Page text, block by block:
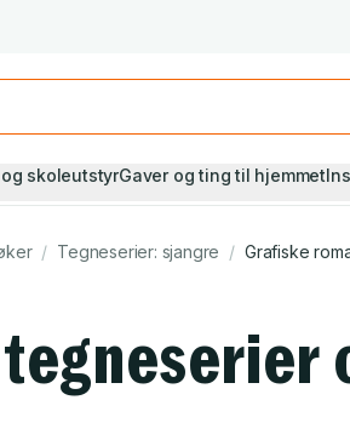
skoleutstyrGaver og ting til hjemmet
/ Tegneserier: sjangre / Grafiske